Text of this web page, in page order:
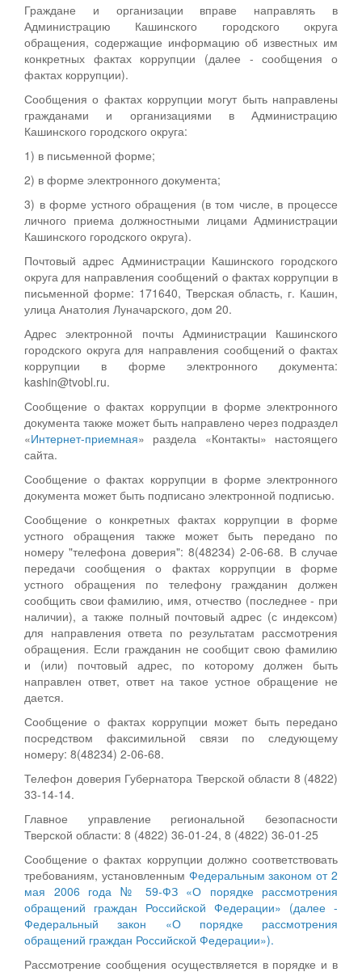
Граждане и организации вправе направлять в
Администрацию Кашинского городского округа
обращения, содержащие информацию об известных им
конкретных фактах коррупции (далее - сообщения о
фактах коррупции).
Сообщения о фактах коррупции могут быть направлены
гражданами и организациями в Администрацию
Кашинского городского округа:
1) в письменной форме;
2) в форме электронного документа;
3) в форме устного обращения (в том числе, в процессе
личного приема должностными лицами Администрации
Кашинского городского округа).
Почтовый адрес Администрации Кашинского городского
округа для направления сообщений о фактах коррупции в
письменной форме: 171640, Тверская область, г. Кашин,
улица Анатолия Луначарского, дом 20.
Адрес электронной почты Администрации Кашинского
городского округа для направления сообщений о фактах
коррупции в форме электронного документа:
kashin@tvobl.ru.
Сообщение о фактах коррупции в форме электронного
документа также может быть направлено через подраздел
«Интернет-приемная» раздела «Контакты» настоящего
сайта.
Сообщение о фактах коррупции в форме электронного
документа может быть подписано электронной подписью.
Сообщение о конкретных фактах коррупции в форме
устного обращения также может быть передано по
номеру "телефона доверия": 8(48234) 2-06-68. В случае
передачи сообщения о фактах коррупции в форме
устного обращения по телефону гражданин должен
сообщить свои фамилию, имя, отчество (последнее - при
наличии), а также полный почтовый адрес (с индексом)
для направления ответа по результатам рассмотрения
обращения. Если гражданин не сообщит свою фамилию
и (или) почтовый адрес, по которому должен быть
направлен ответ, ответ на такое устное обращение не
дается.
Сообщение о фактах коррупции может быть передано
посредством факсимильной связи по следующему
номеру: 8(48234) 2-06-68.
Телефон доверия Губернатора Тверской области 8 (4822)
33-14-14.
Главное управление региональной безопасности
Тверской области: 8 (4822) 36-01-24, 8 (4822) 36-01-25
Сообщение о фактах коррупции должно соответствовать
требованиям, установленным Федеральным законом от 2
мая 2006 года № 59-ФЗ «О порядке рассмотрения
обращений граждан Российской Федерации» (далее -
Федеральный закон «О порядке рассмотрения
обращений граждан Российской Федерации»).
Рассмотрение сообщения осуществляется в порядке и в